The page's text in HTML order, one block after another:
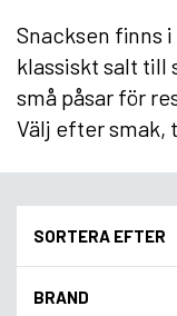
Snacksen finns
klassiskt salt till
små påsar för
Välj efter smak,
SORTERA EFTER
BRAND